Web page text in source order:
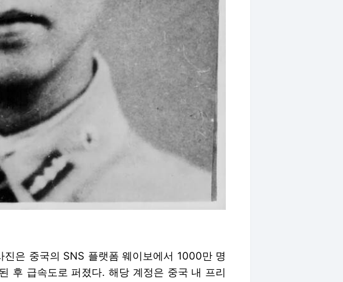
은 중국의 SNS 플랫폼 웨이보에서 1000만 명
후 급속도로 퍼졌다. 해당 계정은 중국 내 프리